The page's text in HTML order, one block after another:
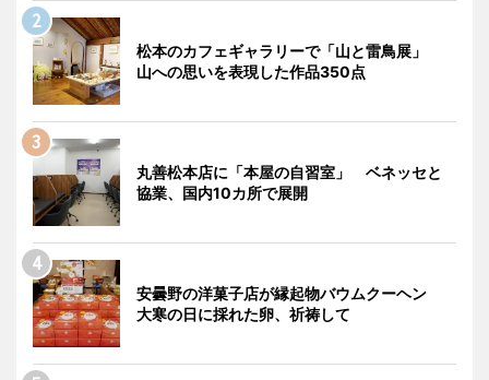
松本のカフェギャラリーで「山と雷鳥展」
山への思いを表現した作品350点
丸善松本店に「本屋の自習室」 ベネッセと
協業、国内10カ所で展開
安曇野の洋菓子店が縁起物バウムクーヘン
大寒の日に採れた卵、祈祷して